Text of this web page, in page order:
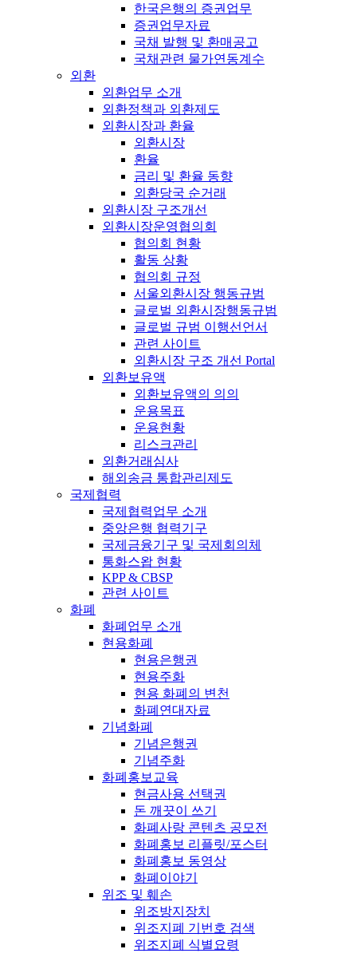
한국은행의 증권업무
증권업무자료
국채 발행 및 환매공고
국채관련 물가연동계수
외환
외환업무 소개
외환정책과 외환제도
외환시장과 환율
외환시장
환율
금리 및 환율 동향
외환당국 순거래
외환시장 구조개선
외환시장운영협의회
협의회 현황
활동 상황
협의회 규정
서울외환시장 행동규범
글로벌 외환시장행동규범
글로벌 규범 이행선언서
관련 사이트
외환시장 구조 개선 Portal
외환보유액
외환보유액의 의의
운용목표
운용현황
리스크관리
외환거래심사
해외송금 통합관리제도
국제협력
국제협력업무 소개
중앙은행 협력기구
국제금융기구 및 국제회의체
통화스왑 현황
KPP & CBSP
관련 사이트
화폐
화폐업무 소개
현용화폐
현용은행권
현용주화
현용 화폐의 변천
화폐연대자료
기념화폐
기념은행권
기념주화
화폐홍보교육
현금사용 선택권
돈 깨끗이 쓰기
화폐사랑 콘텐츠 공모전
화폐홍보 리플릿/포스터
화폐홍보 동영상
화폐이야기
위조 및 훼손
위조방지장치
위조지폐 기번호 검색
위조지폐 식별요령